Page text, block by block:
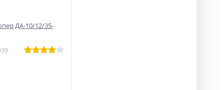
ДА-10/12/35-